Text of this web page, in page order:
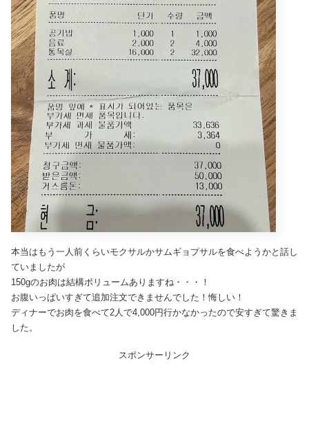
本当はもう一人前くらいモクサルかサムギョプサルを食べようかと話し
ていましたが
150gのお肉は結構ボリュームありますね・・・！
お腹いっぱいすぎて追加注文できませんでした！悔しい！
ディナーでお肉を食べて2人で4,000円行かなかったので安すぎて驚きま
した。
スポンサーリンク